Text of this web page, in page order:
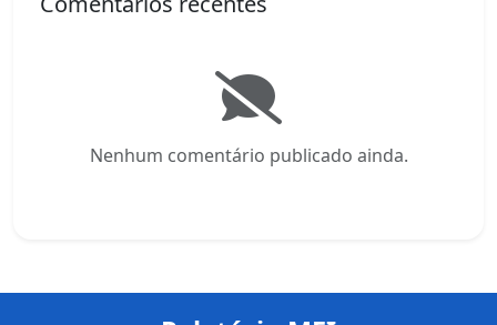
Nenhum comentário publicado ainda.